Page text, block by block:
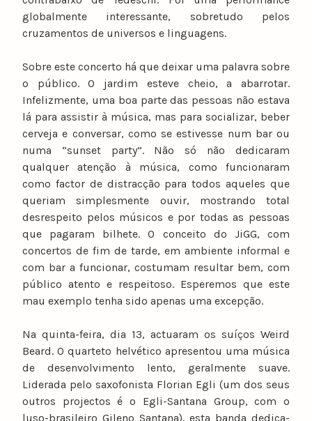
globalmente interessante, sobretudo pelos
cruzamentos de universos e linguagens.
Sobre este concerto há que deixar uma palavra sobre
o público. O jardim esteve cheio, a abarrotar.
Infelizmente, uma boa parte das pessoas não estava
lá para assistir à música, mas para socializar, beber
cerveja e conversar, como se estivesse num bar ou
numa “sunset party”. Não só não dedicaram
qualquer atenção à música, como funcionaram
como factor de distracção para todos aqueles que
queriam simplesmente ouvir, mostrando total
desrespeito pelos músicos e por todas as pessoas
que pagaram bilhete. O conceito do JiGG, com
concertos de fim de tarde, em ambiente informal e
com bar a funcionar, costumam resultar bem, com
público atento e respeitoso. Esperemos que este
mau exemplo tenha sido apenas uma excepção.
Na quinta-feira, dia 13, actuaram os suíços Weird
Beard. O quarteto helvético apresentou uma música
de desenvolvimento lento, geralmente suave.
Liderada pelo saxofonista Florian Egli (um dos seus
outros projectos é o Egli-Santana Group, com o
luso-brasileiro Gileno Santana), esta banda dedica-